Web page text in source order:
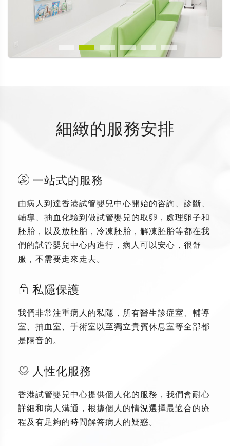
細緻的服務安排
一站式的服務
由病人到達香港試管嬰兒中心開始的咨詢、診斷、
輔導、抽血化驗到做試管嬰兒的取卵，處理卵子和
胚胎，以及放胚胎，冷凍胚胎，解凍胚胎等都在我
們的試管嬰兒中心内進行，病人可以安心，很舒
服，不需要走來走去。
私隱保護
我們非常注重病人的私隱，所有醫生診症室、輔導
室、抽血室、手術室以至獨立貴賓休息室等全部都
是隔音的。
人性化服務
香港試管嬰兒中心提供個人化的服務，我們會耐心
詳細和病人溝通，根據個人的情況選擇最適合的療
程及有足夠的時間解答病人的疑惑。